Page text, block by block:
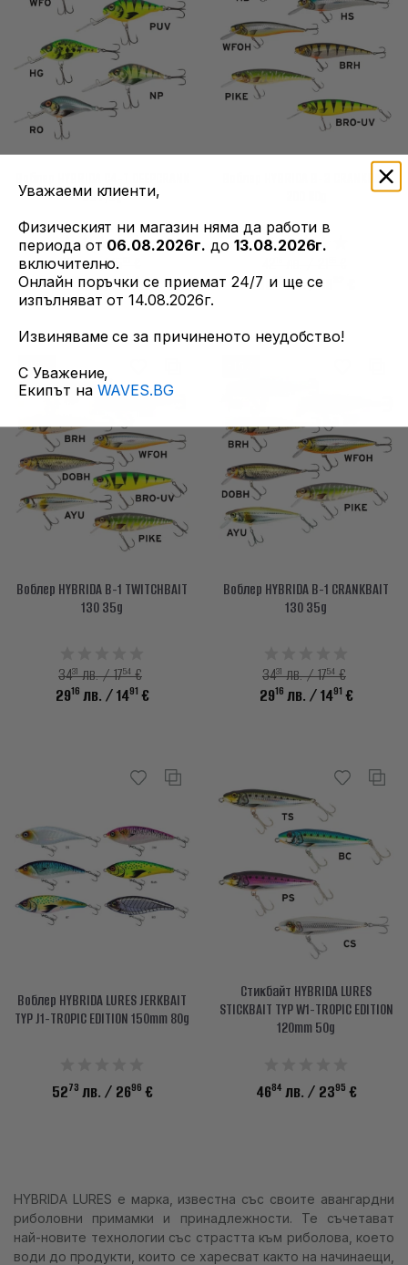
50 7,5g
3116лв. / 15
2648лв./ 1354 €
Воблер HYBRIDA B-3 CRANKBAIT
3583лв. / 18
-15%
Воблер HYBRIDA B-1 TWITCHBAIT
130 35g
3431лв. / 1754€
2916 лв. / 1491 €
Воблер HYBRIDA B-1 CRANKBAIT
130 35g
3431лв. / 1754€
2916 лв. / 1491 €
Воблер HYBRIDA LURES JERKBAIT
TYP J1-TROPIC EDITION 150mm 80g
5273 лв. / 2696 €
Стикбайт HYBRIDA LURES
STICKBAIT TYP W1-TROPIC EDITION
120mm 50g
4684 лв. / 2395 €
HYBRIDA LURES е марка, известна със своите авангардни
риболовни примамки и принадлежности. Те съчетават
най-новите технологии със страстта към риболова, което
води до продукти, които се харесват както на начинаещи,
Уважаеми клиенти,
Физическият ни магазин няма да работи в
периода от 06.08.2026г. до 13.08.2026г.
включително.
Онлайн поръчки се приемат 24/7 и ще се
изпълняват от 14.08.2026г.
Извиняваме се за причиненото неудобство!
С Уважение,
Екипът на WAVES.BG